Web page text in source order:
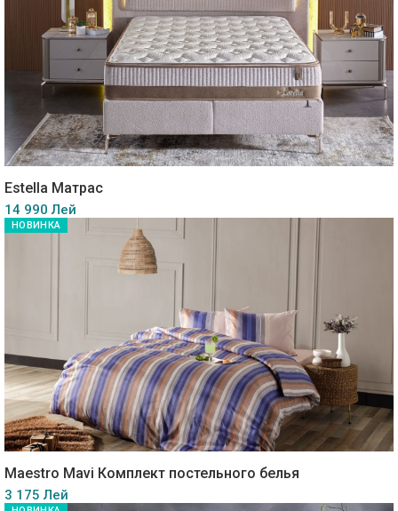
Estella Матрас
14 990 Лей
НОВИНКА
Maestro Mavi Комплект постельного белья
3 175 Лей